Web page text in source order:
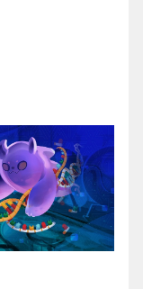
為它帶有呈色
苗的主要成
因複製必要
酶的藥物，
韋」就是這
「雞尾酒療
新做出來的
顆粒的表面，
就像鑰匙打開
成 mRNA 的5